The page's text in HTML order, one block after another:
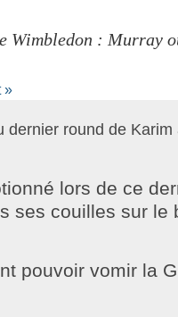
Wimbledon : Murray
»
dernier round de Karim
lors de ce
ses couilles sur le
pouvoir vomir la